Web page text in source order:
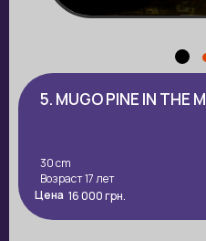
5. MUGO PINE IN THE
30 cm
Возраст 17 лет
Цена 16 000грн.